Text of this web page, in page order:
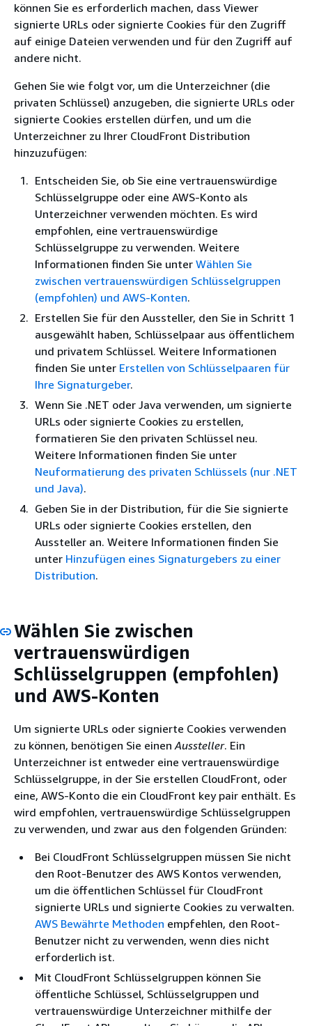
können Sie es erforderlich machen, dass Viewer
signierte URLs oder signierte Cookies für den Zugriff
auf einige Dateien verwenden und für den Zugriff auf
andere nicht.
Gehen Sie wie folgt vor, um die Unterzeichner (die
privaten Schlüssel) anzugeben, die signierte URLs oder
signierte Cookies erstellen dürfen, und um die
Unterzeichner zu Ihrer CloudFront Distribution
hinzuzufügen:
Entscheiden Sie, ob Sie eine vertrauenswürdige
Schlüsselgruppe oder eine AWS-Konto als
Unterzeichner verwenden möchten. Es wird
empfohlen, eine vertrauenswürdige
Schlüsselgruppe zu verwenden. Weitere
Informationen finden Sie unter Wählen Sie
zwischen vertrauenswürdigen Schlüsselgruppen
(empfohlen) und AWS-Konten.
Erstellen Sie für den Aussteller, den Sie in Schritt 1
ausgewählt haben, Schlüsselpaar aus öffentlichem
und privatem Schlüssel. Weitere Informationen
finden Sie unter Erstellen von Schlüsselpaaren für
Ihre Signaturgeber.
Wenn Sie .NET oder Java verwenden, um signierte
URLs oder signierte Cookies zu erstellen,
formatieren Sie den privaten Schlüssel neu.
Weitere Informationen finden Sie unter
Neuformatierung des privaten Schlüssels (nur .NET
und Java).
Geben Sie in der Distribution, für die Sie signierte
URLs oder signierte Cookies erstellen, den
Aussteller an. Weitere Informationen finden Sie
unter Hinzufügen eines Signaturgebers zu einer
Distribution.
Wählen Sie zwischen
vertrauenswürdigen
Schlüsselgruppen (empfohlen)
und AWS-Konten
Um signierte URLs oder signierte Cookies verwenden
zu können, benötigen Sie einen Aussteller. Ein
Unterzeichner ist entweder eine vertrauenswürdige
Schlüsselgruppe, in der Sie erstellen CloudFront, oder
eine, AWS-Konto die ein CloudFront key pair enthält. Es
wird empfohlen, vertrauenswürdige Schlüsselgruppen
zu verwenden, und zwar aus den folgenden Gründen:
Bei CloudFront Schlüsselgruppen müssen Sie nicht
den Root-Benutzer des AWS Kontos verwenden,
um die öffentlichen Schlüssel für CloudFront
signierte URLs und signierte Cookies zu verwalten.
AWS Bewährte Methoden empfehlen, den Root-
Benutzer nicht zu verwenden, wenn dies nicht
erforderlich ist.
Mit CloudFront Schlüsselgruppen können Sie
öffentliche Schlüssel, Schlüsselgruppen und
vertrauenswürdige Unterzeichner mithilfe der